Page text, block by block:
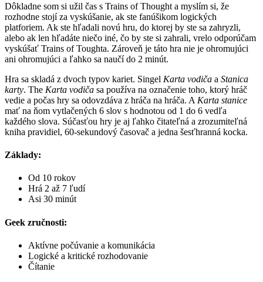
Dôkladne som si užil čas s Trains of Thought a myslím si, že
rozhodne stojí za vyskúšanie, ak ste fanúšikom logických
platforiem. Ak ste hľadali novú hru, do ktorej by ste sa zahryzli,
alebo ak len hľadáte niečo iné, čo by ste si zahrali, vrelo odporúčam
vyskúšať Trains of Toughta. Zároveň je táto hra nie je ohromujúci
ani ohromujúci a ľahko sa naučí do 2 minút.
Hra sa skladá z dvoch typov kariet. Singel Karta vodiča a Stanica
karty. The Karta vodiča sa používa na označenie toho, ktorý hráč
vedie a počas hry sa odovzdáva z hráča na hráča. A Karta stanice
mať na ňom vytlačených 6 slov s hodnotou od 1 do 6 vedľa
každého slova. Súčasťou hry je aj ľahko čitateľná a zrozumiteľná
kniha pravidiel, 60-sekundový časovač a jedna šesťhranná kocka.
Základy:
Od 10 rokov
Hrá 2 až 7 ľudí
Asi 30 minút
Geek zručnosti:
Aktívne počúvanie a komunikácia
Logické a kritické rozhodovanie
Čítanie